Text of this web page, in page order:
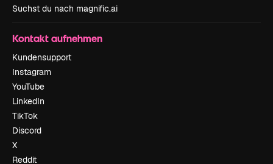
Suchst du nach magnific.ai
Kontakt aufnehmen
Kundensupport
Instagram
YouTube
LinkedIn
TikTok
Discord
X
Reddit